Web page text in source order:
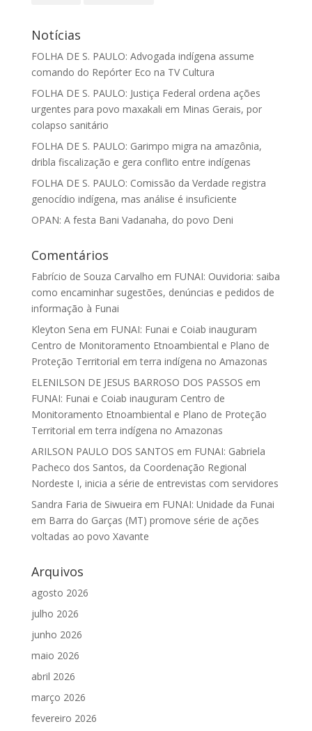
Notícias
FOLHA DE S. PAULO: Advogada indígena assume
comando do Repórter Eco na TV Cultura
FOLHA DE S. PAULO: Justiça Federal ordena ações
urgentes para povo maxakali em Minas Gerais, por
colapso sanitário
FOLHA DE S. PAULO: Garimpo migra na amazônia,
dribla fiscalização e gera conflito entre indígenas
FOLHA DE S. PAULO: Comissão da Verdade registra
genocídio indígena, mas análise é insuficiente
OPAN: A festa Bani Vadanaha, do povo Deni
Comentários
Fabrício de Souza Carvalho em FUNAI: Ouvidoria: saiba
como encaminhar sugestões, denúncias e pedidos de
informação à Funai
Kleyton Sena em FUNAI: Funai e Coiab inauguram
Centro de Monitoramento Etnoambiental e Plano de
Proteção Territorial em terra indígena no Amazonas
ELENILSON DE JESUS BARROSO DOS PASSOS em
FUNAI: Funai e Coiab inauguram Centro de
Monitoramento Etnoambiental e Plano de Proteção
Territorial em terra indígena no Amazonas
ARILSON PAULO DOS SANTOS em FUNAI: Gabriela
Pacheco dos Santos, da Coordenação Regional
Nordeste I, inicia a série de entrevistas com servidores
Sandra Faria de Siwueira em FUNAI: Unidade da Funai
em Barra do Garças (MT) promove série de ações
voltadas ao povo Xavante
Arquivos
agosto 2026
julho 2026
junho 2026
maio 2026
abril 2026
março 2026
fevereiro 2026